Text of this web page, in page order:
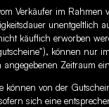
Verkäufer im Rahmen
unentgeltlich
käuflich erworben
können nur
Zeitraum
können von der
sich eine